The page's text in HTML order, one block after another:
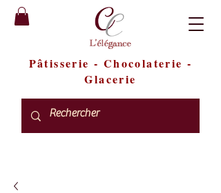
Pâtisserie - Chocolaterie -
Glacerie